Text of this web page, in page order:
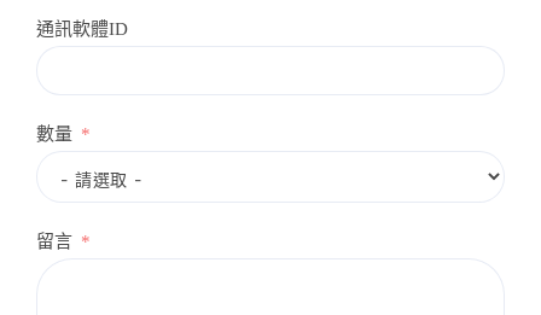
通訊軟體ID
數量
留言